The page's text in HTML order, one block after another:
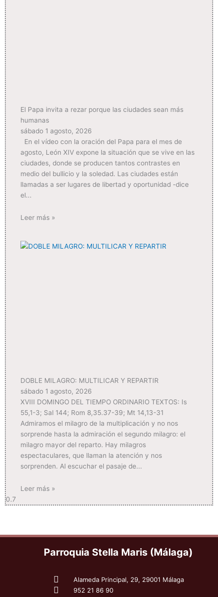
El Papa invita a rezar porque las ciudades sean más
humanas
sábado 1 agosto, 2026
En el vídeo con la oración del Papa para el mes de
agosto, León XIV expone la situación que se vive en las
ciudades, donde se producen tantos contrastes en
medio del bullicio y la soledad. Las ciudades están
llamadas a ser lugares de libertad y oportunidad -dice
el
Leer más »
DOBLE MILAGRO: MULTILICAR Y REPARTIR
sábado 1 agosto, 2026
XVIII DOMINGO DEL TIEMPO ORDINARIO TEXTOS: Is
55,1-3; Sal 144; Rom 8,35.37-39; Mt 14,13-31
Admiramos el milagro de la multiplicación y no nos
sorprende hasta la admiración el segundo milagro: el
milagro mayor del reparto. Hay milagros
espectaculares, que llaman la atención y nos
sorprenden. Al escuchar el pasaje de
Leer más »
Parroquia Stella Maris (Málaga)
Alameda Principal, 29, 29001 Málaga
952 21 86 90